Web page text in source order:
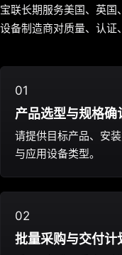
宝联长期服务美国、英
设备制造商对质量、认证
01
产品选型与规格确
请提供目标产品、安
与应用设备类型。
02
批量采购与交付计